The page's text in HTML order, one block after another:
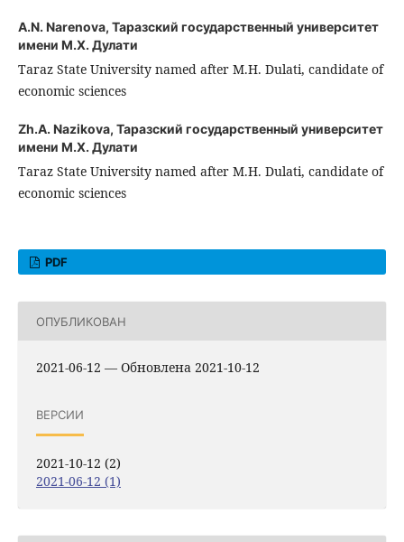
A.N. Narenova, Таразский государственный университет
имени М.Х. Дулати
Taraz State University named after M.H. Dulati, candidate of
economic sciences
Zh.A. Nazikova, Таразский государственный университет
имени М.Х. Дулати
Taraz State University named after M.H. Dulati, candidate of
economic sciences
PDF
ОПУБЛИКОВАН
2021-06-12 — Обновлена 2021-10-12
ВЕРСИИ
2021-10-12 (2)
2021-06-12 (1)